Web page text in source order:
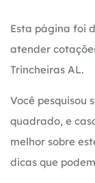
Esta página foi
atender
Trincheiras AL.
Você pesquisou
quadrado, e
melhor sobre
dicas que